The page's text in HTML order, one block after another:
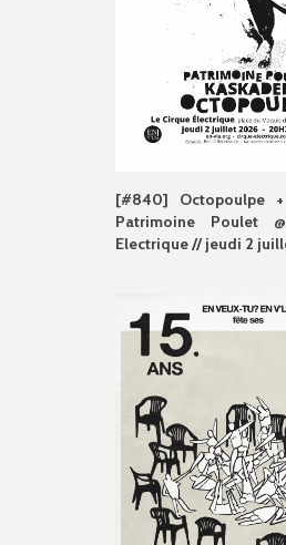
[#840] Octopoulpe
Patrimoine Poulet
Electrique // jeudi 2